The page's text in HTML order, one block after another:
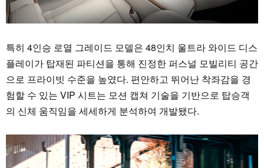
특히 4인승 로열 그레이드 모델은 48인치 울트라 와이드 디스
플레이가 탑재된 파티션을 통해 진정한 퍼스널 모빌리티 공간
으로 프라이빗 수준을 높였다. 편안하고 뛰어난 착좌감을 경
험할 수 있는 VIP 시트는 모션 캡쳐 기술을 기반으로 탑승객
의 신체 움직임을 세세하게 분석하여 개발됐다.